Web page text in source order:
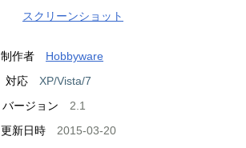
スクリーンショット
制作者 Hobbyware
対応 XP/Vista/7
バージョン 2.1
更新日時 2015-03-20